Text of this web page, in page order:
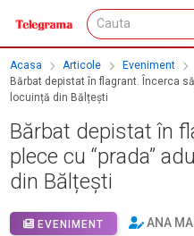
Acasa Articole
Eveniment
Bărbat depistat în flagrant. Încerca
locuință din Bălțești
Bărbat depistat în
plece cu “prada”
din Bălțești
EVENIMENT ANA